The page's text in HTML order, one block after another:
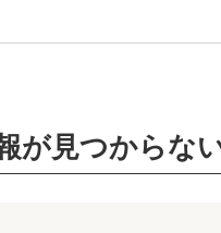
が見つからな